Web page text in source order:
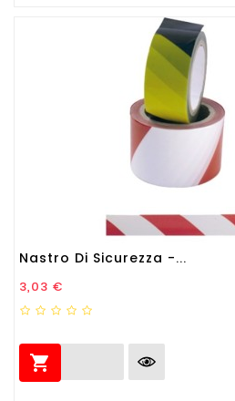
Nastro Di Sicurezza -...
Prezzo
3,03 €
